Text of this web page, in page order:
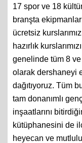
17 spor ve 18
branşta
ücretsiz
hazırlık
genelinde tüm 8 ve
olarak dershaneyi
dağıtıyoruz. Tüm
tam donanımlı
inşaatlarını
kütüphanesini de
heyecan ve